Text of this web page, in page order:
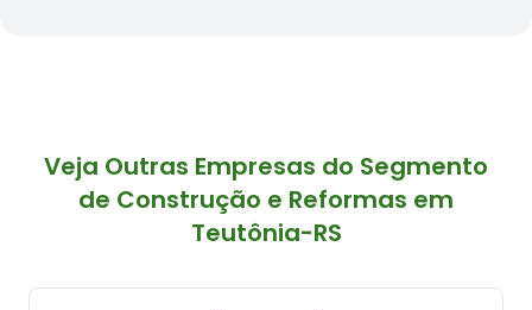
Veja Outras Empresas do Segmento
de Construção e Reformas em
Teutônia-RS